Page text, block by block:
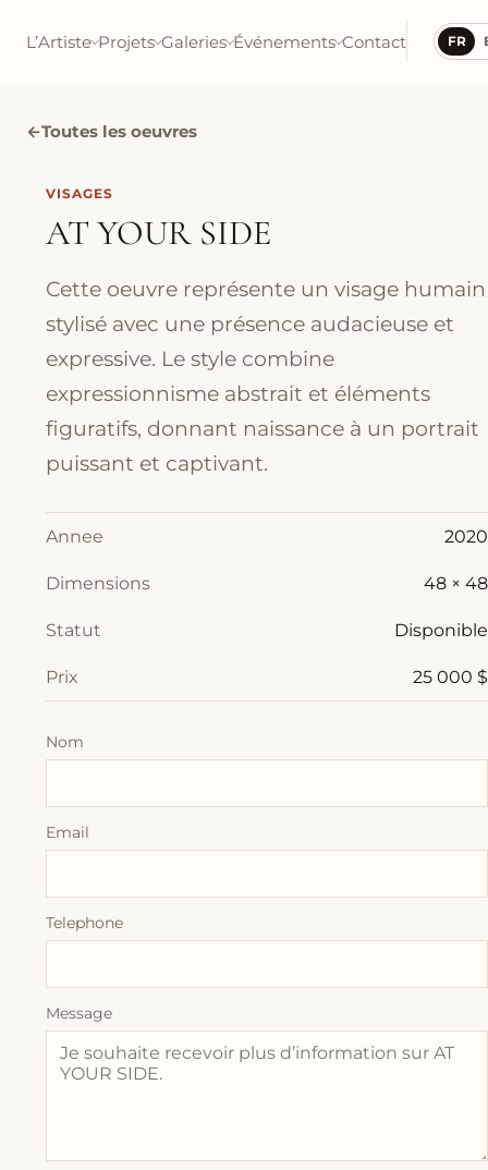
L’Artiste Projets Galeries Événements Contact FR
←Toutes les oeuvres
VISAGES
AT YOUR SIDE
Cette oeuvre représente un visage humain
stylisé avec une présence audacieuse et
expressive. Le style combine
expressionnisme abstrait et éléments
figuratifs, donnant naissance à un portrait
puissant et captivant.
Annee 2020
Dimensions 48 × 48
Statut Disponible
Prix 25 000 $
Nom
Email
Telephone
Message